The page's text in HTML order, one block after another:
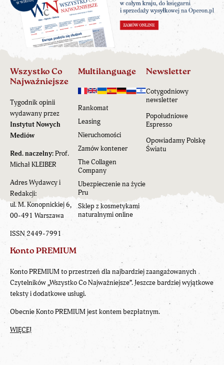
Wszystko Co
Najważniejsze
Tygodnik opinii
wydawany przez
Instytut Nowych
Mediów
Red. naczelny:Prof.
Michał KLEIBER
Adres Wydawcy i
Redakcji:
ul. M. Konopnickiej 6,
00-491 Warszawa
ISSN 2449-7991
Multilanguage
Rankomat
Leasing
Nieruchomości
Zamów kontener
The Collagen
Company
Ubezpieczenie na życie
Pru
Sklep z kosmetykami
naturalnymi online
Newsletter
Cotygodniowy
newsletter
Popołudniowe
Espresso
Opowiadamy Polskę
Światu
Konto PREMIUM
Konto PREMIUM to przestrzeń dla najbardziej zaangażowanych
Czytelników „Wszystko Co Najważniejsze”. Jeszcze bardziej wyjątkowe
teksty i dodatkowe usługi.
Obecnie Konto PREMIUM jest kontem bezpłatnym.
WIĘCEJ